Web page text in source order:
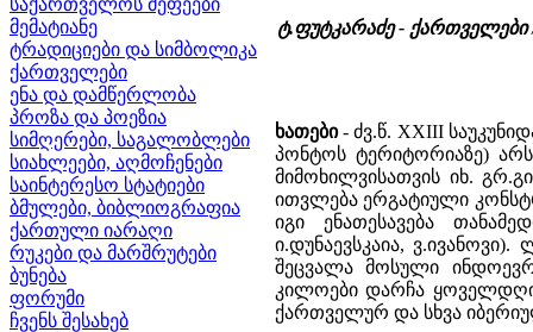
საქართველოს მეფეები
მემატიანე
ტრადიციები და სიმბოლიკა
ქართველები
ენა და დამწერლობა
პროზა და პოეზია
სიმღერები, საგალობლები
სიახლეები, აღმოჩენები
საინტერესო სტატიები
ბმულები, ბიბლიოგრაფია
ქართული იარაღი
რუკები და მარშრუტები
ბუნება
ფორუმი
ჩვენს შესახებ
ტ.ფუტკარაძე - ქართველები
ხათები- ძვ.წ. XXIII
პონტოს ტერიტორიაზე)
მიმოხილვისათვის იხ.
ითვლება ერგატიული
იგი ენათესავება
ი.დუნაევსკაია,
შეცვალა მოსული
კილოები დარჩა
ქართველურ და სხვა